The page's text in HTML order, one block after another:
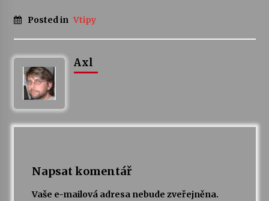
Posted in Vtipy
Axl
Napsat komentář
Vaše e-mailová adresa nebude zveřejněna.